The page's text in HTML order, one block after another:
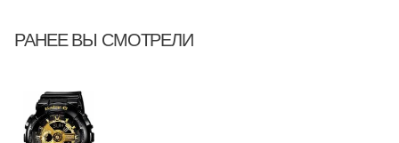
РАНЕЕ ВЫ СМОТРЕЛИ